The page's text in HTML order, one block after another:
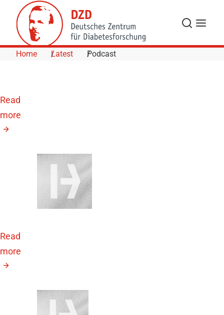
Skip to Content
Search
Menu
Home Latest Podcast
November
13, 2026
DDG
Herbsttagung
Read
more
November 7,
2026
Read
more